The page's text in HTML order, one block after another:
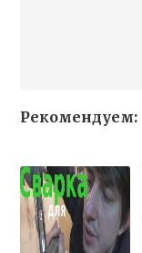
Рекомендуем: